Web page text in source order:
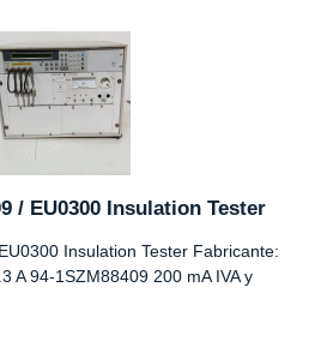
/ EU0300 Insulation Tester
Insulation Tester Fabricante:
A 94-1SZM88409 200 mA IVA y